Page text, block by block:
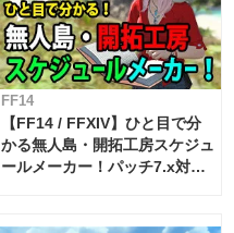
FF14
【FF14 / FFXIV】ひと目で分
かる無人島・開拓工房スケジュ
ールメーカー！パッチ7.x対応